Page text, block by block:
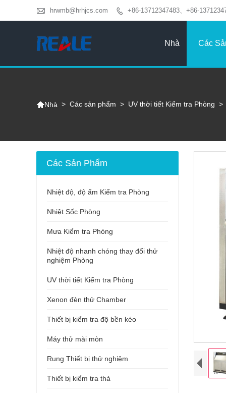
 hrwmb@hrhjcs.com  +86-13712347483、+86-
Nhà Các
Nhà > Các sản phẩm > UV thời tiết Kiểm tra Phòng >
Các Sản Phẩm
Nhiệt độ, độ ẩm Kiểm tra Phòng
Nhiệt Sốc Phòng
Mưa Kiểm tra Phòng
Nhiệt độ nhanh chóng thay đổi thử
nghiệm Phòng
UV thời tiết Kiểm tra Phòng
Xenon đèn thử Chamber
Thiết bị kiểm tra độ bền kéo
Máy thử mài mòn
Rung Thiết bị thử nghiệm
Thiết bị kiểm tra thả